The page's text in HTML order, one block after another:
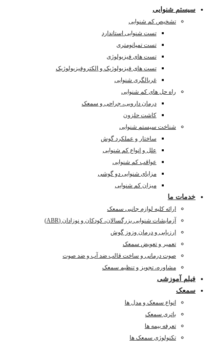
سیستم شنوایی
تشخیص کم شنوایی
تست شنوایی استاندارد
تست تمپانومتری
تست های فیزیولوژی
تست های فیزیولوژیک و الکتروفیزیولوژیک
غربالگری شنوایی
راه حل های کم شنوایی
درمان دارویی، جراحی و سمعک
کاشت حلزون
شناخت سیستم شنوایی
ساختار و عملکرد گوش
علل و انواع کم شنوایی
عواقب کم شنوایی
مزایای شنوایی دو گوشی
میزان کم شنوایی
خدمات ما
ارائه کلیه لوازم جانبی سمعک
آزمایشات شنوایی بزرگسالان، کودکان و نوزادان (ABR)
ارزیابی و درمان وزوز گوش
تعمیر و تعویض سمعک
صوت درمانی و ساخت قالب ضد آب و ضد صوت
مشاوره، تجویز و تنظیم سمعک
فیلم آموزشی
سمعک
انواع سمعک و مدل ها
باتری سمعک
تعرفه بیمه ها
تکنولوژی سمعک ها